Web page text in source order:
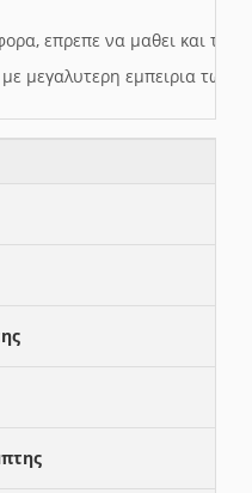
επρεπε να μαθει και το
μεγαλυτερη εμπειρια